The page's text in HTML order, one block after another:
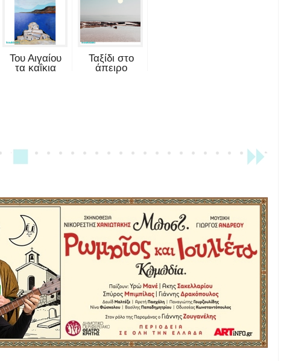
Του Αιγαίου
τα καΐκια
Ταξίδι στο
άπειρο